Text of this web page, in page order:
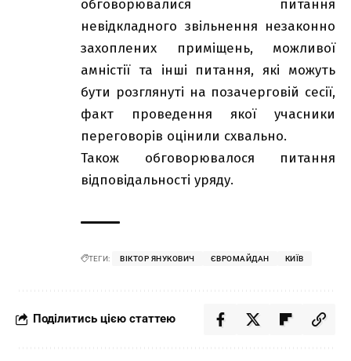
обговорювалися питання
невідкладного звільнення незаконно
захоплених приміщень, можливої
амністії та інші питання, які можуть
бути розглянуті на позачерговій сесії,
факт проведення якої учасники
переговорів оцінили схвально.
Також обговорювалося питання
відповідальності уряду.
ТЕГИ: ВІКТОР ЯНУКОВИЧ ЄВРОМАЙДАН КИЇВ
Поділитись цією статтею